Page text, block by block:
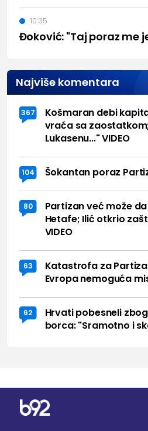
Đoković: "Taj poraz me
10:35
Najviše komentara
367
Košmaran debi
vraća sa
Lukasenu..." VIDEO
104 Šokantan poraz
80
Partizan već može
Hetafe; Ilić otkrio
VIDEO
63
Katastrofa za
Evropa nemoguća
62
Hrvati pobesneli
borca: "Sramotno i